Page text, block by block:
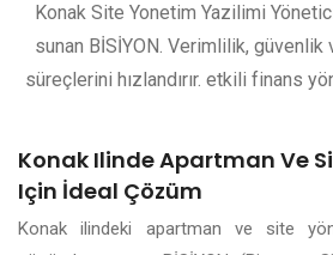
Konak Site Yonetim Yazilimi
sunan BİSİYON. Verimlilik, güvenlik
süreçlerini hızlandırır. etkili finans
Konak Ilinde Apartman Ve
Için İdeal Çözüm
Konak ilindeki apartman ve site